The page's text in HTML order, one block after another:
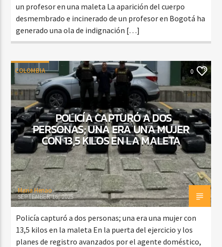
un profesor en una maleta La aparición del cuerpo
desmembrado e incinerado de un profesor en Bogotá ha
generado una ola de indignación […]
COLOMBIA 0
POLICÍA CAPTURÓ A DOS
PERSONAS; UNA ERA UNA MUJER
CON 13,5 KILOS EN LA MALETA
Maria Henao
SEPTEMBER 16, 2025
Policía capturó a dos personas; una era una mujer con
13,5 kilos en la maleta En la puerta del ejercicio y los
planes de registro avanzados por el agente doméstico,